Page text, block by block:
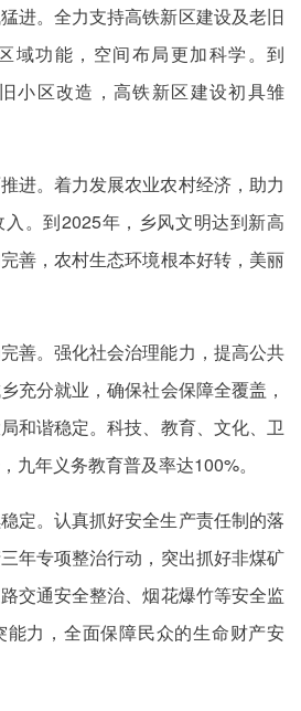
进。全力支持高铁新区建设及老旧
域功能，空间布局更加科学。到
小区改造，高铁新区建设初具雏
。着力发展农业农村经济，助力
。到2025年，乡风文明达到新高
善，农村生态环境根本好转，美丽
善。强化社会治理能力，提高公共
充分就业，确保社会保障全覆盖，
和谐稳定。科技、教育、文化、卫
九年义务教育普及率达100%。
定。认真抓好安全生产责任制的落
年专项整治行动，突出抓好非煤矿
交通安全整治、烟花爆竹等安全监
力，全面保障民众的生命财产安